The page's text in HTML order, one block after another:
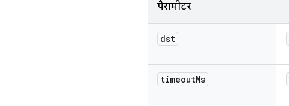
पैरामीटर
dst
timeoutMs